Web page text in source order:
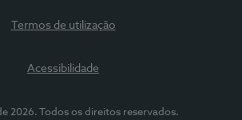
Termos de utilização
Acessibilidade
2026. Todos os direitos reservados.